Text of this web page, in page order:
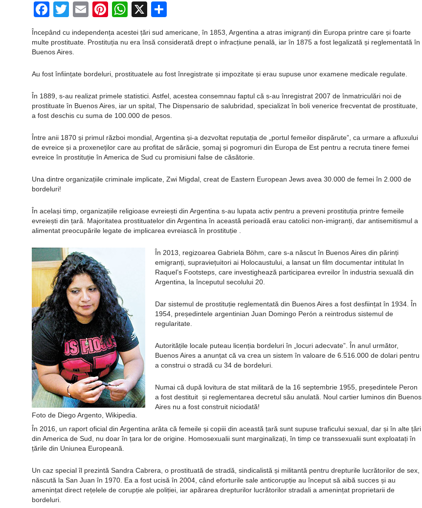
Facebook
Twitter
EmailPinterest
WhatsApp
X
Începând cu independența acestei țări sud americane, în 1853, Argentina a atras imigranți din Europa printre care și foarte
multe prostituate. Prostituția nu era însă considerată drept o infracțiune penală, iar în 1875 a fost legalizată și reglementată în
Buenos Aires.
Au fost înființate bordeluri, prostituatele au fost înregistrate și impozitate și erau supuse unor examene medicale regulate.
În 1889, s-au realizat primele statistici. Astfel, acestea consemnau faptul că s-au înregistrat 2007 de înmatriculări noi de
prostituate în Buenos Aires, iar un spital, The Dispensario de salubridad, specializat în boli venerice frecventat de prostituate,
a fost deschis cu suma de 100.000 de pesos.
Între anii 1870 și primul război mondial, Argentina și-a dezvoltat reputația de „portul femeilor dispărute”, ca urmare a afluxului
de evreice și a proxeneților care au profitat de sărăcie, șomaj și pogromuri din Europa de Est pentru a recruta tinere femei
evreice în prostituție în America de Sud cu promisiuni false de căsătorie.
Una dintre organizațiile criminale implicate, Zwi Migdal, creat de Eastern European Jews avea 30.000 de femei în 2.000 de
bordeluri!
În același timp, organizațiile religioase evreiești din Argentina s-au lupata activ pentru a preveni prostituția printre femeile
evreiești din țară. Majoritatea prostituatelor din Argentina în această perioadă erau catolici non-imigranți, dar antisemitismul a
alimentat preocupările legate de implicarea evreiască în prostituție .
Foto de Diego Argento, Wikipedia.
În 2013, regizoarea Gabriela Böhm, care s-a născut în Buenos Aires din părinți
emigranți, supraviețuitori ai Holocaustului, a lansat un film documentar intitulat In
Raquel’s Footsteps, care investighează participarea evreilor în industria sexuală din
Argentina, la începutul secolului 20.
Dar sistemul de prostituție reglementată din Buenos Aires a fost desființat în 1934. În
1954, președintele argentinian Juan Domingo Perón a reintrodus sistemul de
regularitate.
Autoritățile locale puteau licenția bordeluri în „locuri adecvate”. În anul următor,
Buenos Aires a anunțat că va crea un sistem în valoare de 6.516.000 de dolari pentru
a construi o stradă cu 34 de bordeluri.
Numai că după lovitura de stat militară de la 16 septembrie 1955, președintele Peron
a fost destituit și reglementarea decretul său anulată. Noul cartier luminos din Buenos
Aires nu a fost construit niciodată!
În 2016, un raport oficial din Argentina arăta că femeile și copiii din această țară sunt supuse traficului sexual, dar și în alte țări
din America de Sud, nu doar în țara lor de origine. Homosexualii sunt marginalizați, în timp ce transsexualii sunt exploatați în
țările din Uniunea Europeană.
Un caz special îl prezintă Sandra Cabrera, o prostituată de stradă, sindicalistă și militantă pentru drepturile lucrătorilor de sex,
născută la San Juan în 1970. Ea a fost ucisă în 2004, când eforturile sale anticorupție au început să aibă succes și au
amenințat direct rețelele de corupție ale poliției, iar apărarea drepturilor lucrătorilor stradali a amenințat proprietarii de
bordeluri.